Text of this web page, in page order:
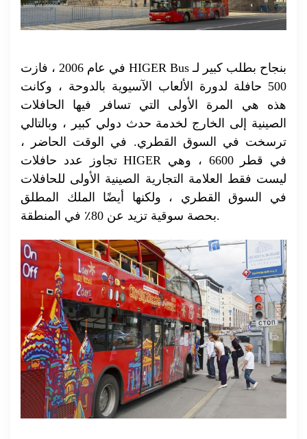
في عام 2006 ، فازت HIGER Bus بنجاح بطلب كبير لـ
500 حافلة لدورة الألعاب الآسيوية بالدوحة ، وكانت
هذه هي المرة الأولى التي تسافر فيها الحافلات
الصينية إلى الخارج لخدمة حدث دولي كبير ، وبالتالي
ترسخت في السوق القطري. في الوقت الحاضر ،
تجاوز عدد حافلات HIGER في قطر 6600 ، وهي
ليست فقط العلامة التجارية الصينية الأولى للحافلات
في السوق القطري ، ولكنها أيضًا الملك المطلق
بحصة سوقية تزيد عن 80٪ في المنطقة.